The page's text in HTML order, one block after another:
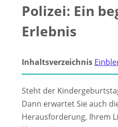
Polizei: Ein
Erlebnis
Inhaltsverzeichnis
Steht der
Dann erwartet Sie auch
Herausforderung, Ihrem